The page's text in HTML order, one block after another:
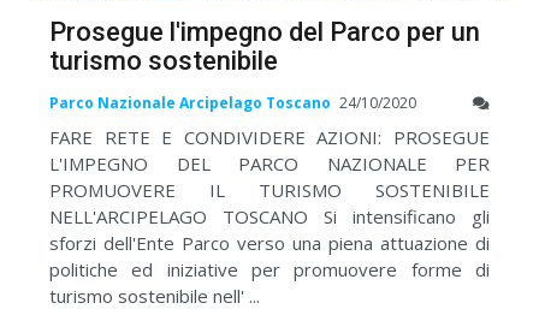
Prosegue l'impegno del Parco per un
turismo sostenibile
Parco Nazionale Arcipelago Toscano 24/10/2020
FARE RETE E CONDIVIDERE AZIONI: PROSEGUE
L'IMPEGNO DEL PARCO NAZIONALE PER
PROMUOVERE IL TURISMO SOSTENIBILE
NELL'ARCIPELAGO TOSCANO Si intensificano gli
sforzi dell'Ente Parco verso una piena attuazione di
politiche ed iniziative per promuovere forme di
turismo sostenibile nell' ...